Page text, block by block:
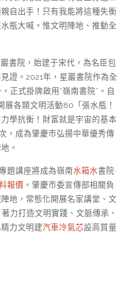
自出手！只有我能將這種失衡
瓶大喊。惟文明陣地、推動全
書院，始建于宋代，為名臣包
證。2021年，星巖書院作為全
正式掛牌啟用“嶺南書院”。自
展各類文明活動80「張水瓶！
學抗衡！財富就是宇宙的基本
，成為肇慶市弘揚中華優秀傳
。
題講座將成為嶺南水箱水書院·
報價 。肇慶市委宣傳部相關負
地，常態化開展名家講堂、文
力打造文明實踐、文脈傳承、
力文明建汽車冷氣芯設高質量